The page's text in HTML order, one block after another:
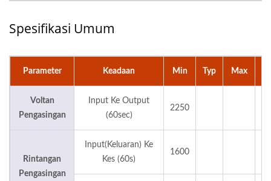
Spesifikasi Umum
Parameter Keadaan Min Typ Max
Voltan
Pengasingan
Input Ke Output
(60sec)
2250
Rintangan
Pengasingan
Input(Keluaran) Ke
Kes (60s)
1600